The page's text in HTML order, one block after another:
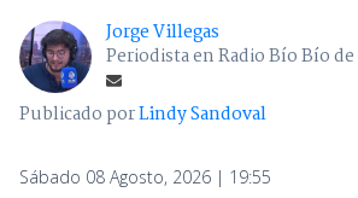
Jorge Villegas
Periodista en Radio Bío Bío
Publicado porLindy Sandoval
Sábado 08 Agosto, 2026 | 19:55